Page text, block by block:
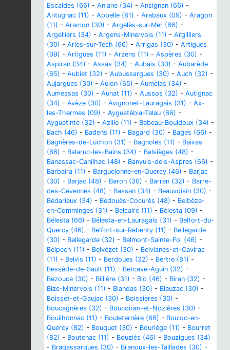
Escaldes (66) - Aniane (34) - Ansignan (66) -
Antugnac (11) - Appelle (81) - Arabaux (09) - Aragon
(11) - Aramon (30) - Argelès-sur-Mer (66) -
Argelliers (34) - Argens-Minervois (11) - Argilliers
(30) - Arles-sur-Tech (66) - Arrigas (30) - Artigues
(09) - Artigues (11) - Arzens (11) - Aspères (30) -
Aspiran (34) - Assas (34) - Aubais (30) - Aubarède
(65) - Aubiet (32) - Aubussargues (30) - Auch (32) -
Aujargues (30) - Aulon (65) - Aumelas (34) -
Aumessas (30) - Aunat (11) - Aussos (32) - Autignac
(34) - Avèze (30) - Avignonet-Lauragais (31) - Ax-
les-Thermes (09) - Ayguatébia-Talau (66) -
Ayguetinte (32) - Azille (11) - Babeau-Bouldoux (34) -
Bach (46) - Badens (11) - Bagard (30) - Bages (66) -
Bagnères-de-Luchon (31) - Bagnoles (11) - Baixas
(66) - Balaruc-les-Bains (34) - Balsièges (48) -
Banassac-Canilhac (48) - Banyuls-dels-Aspres (66) -
Barbaira (11) - Barguelonne-en-Quercy (46) - Barjac
(30) - Barjac (48) - Baron (30) - Barran (32) - Barre-
des-Cévennes (48) - Bassan (34) - Beauvoisin (30) -
Bédarieux (34) - Bédouès-Cocurès (48) - Belbèze-
en-Comminges (31) - Belcaire (11) - Bélesta (09) -
Bélesta (66) - Bélesta-en-Lauragais (31) - Belfort-du-
Quercy (46) - Belfort-sur-Rebenty (11) - Bellegarde
(30) - Bellegarde (32) - Belmont-Sainte-Foi (46) -
Belpech (11) - Belvézet (30) - Belvianes-et-Cavirac
(11) - Belvis (11) - Berdoues (32) - Bertre (81) -
Bessède-de-Sault (11) - Betcave-Aguin (32) -
Bezouce (30) - Billière (31) - Bio (46) - Biran (32) -
Bize-Minervois (11) - Blandas (30) - Blauzac (30) -
Boisset-et-Gaujac (30) - Boissières (30) -
Boucagnères (32) - Boucoiran-et-Nozières (30) -
Bouilhonnac (11) - Bouleternère (66) - Bouloc-en-
Quercy (82) - Bouquet (30) - Bouriège (11) - Bourret
(82) - Boutenac (11) - Bouziès (46) - Bouzigues (34)
- Bragassargues (30) - Branoux-les-Taillades (30) -